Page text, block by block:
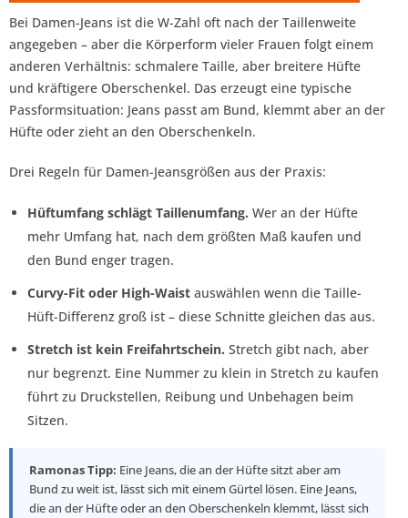
Bei Damen-Jeans ist die W-Zahl oft nach der Taillenweite
angegeben – aber die Körperform vieler Frauen folgt einem
anderen Verhältnis: schmalere Taille, aber breitere Hüfte
und kräftigere Oberschenkel. Das erzeugt eine typische
Passformsituation: Jeans passt am Bund, klemmt aber an der
Hüfte oder zieht an den Oberschenkeln.
Drei Regeln für Damen-Jeansgrößen aus der Praxis:
Hüftumfang schlägt Taillenumfang. Wer an der Hüfte
mehr Umfang hat, nach dem größten Maß kaufen und
den Bund enger tragen.
Curvy-Fit oder High-Waistauswählen wenn die Taille-
Hüft-Differenz groß ist – diese Schnitte gleichen das aus.
Stretch ist kein Freifahrtschein. Stretch gibt nach, aber
nur begrenzt. Eine Nummer zu klein in Stretch zu kaufen
führt zu Druckstellen, Reibung und Unbehagen beim
Sitzen.
Ramonas Tipp: Eine Jeans, die an der Hüfte sitzt aber am
Bund zu weit ist, lässt sich mit einem Gürtel lösen. Eine Jeans,
die an der Hüfte oder an den Oberschenkeln klemmt, lässt sich